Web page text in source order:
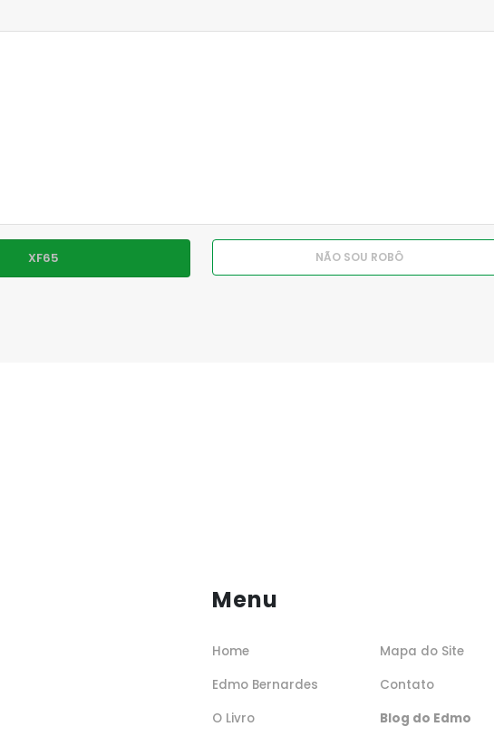
Menu
Home
Edmo Bernardes
O Livro
Mapa do Site
Contato
Blog do Edmo